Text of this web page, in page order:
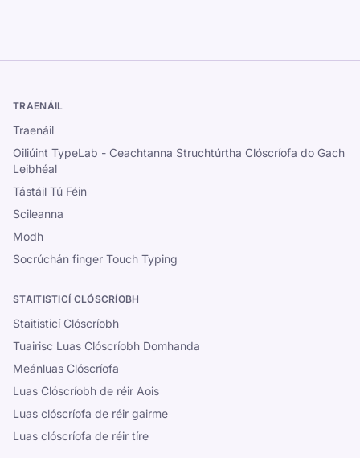
TRAENÁIL
Traenáil
Oiliúint TypeLab - Ceachtanna Struchtúrtha Clóscríofa do Gach
Leibhéal
Tástáil Tú Féin
Scileanna
Modh
Socrúchán finger Touch Typing
STAITISTICÍ CLÓSCRÍOBH
Staitisticí Clóscríobh
Tuairisc Luas Clóscríobh Domhanda
Meánluas Clóscríofa
Luas Clóscríobh de réir Aois
Luas clóscríofa de réir gairme
Luas clóscríofa de réir tíre